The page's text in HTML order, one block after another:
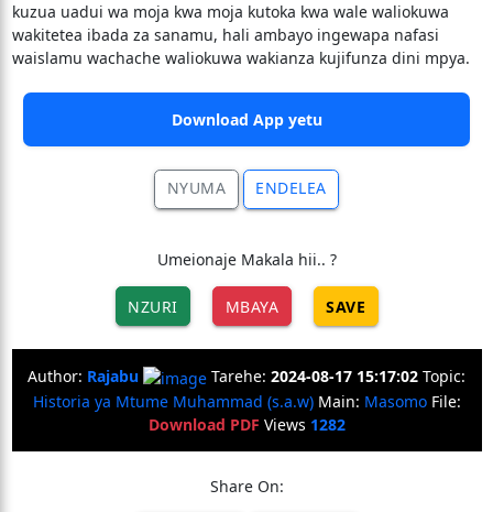
kuzua uadui wa moja kwa moja kutoka kwa wale waliokuwa
wakitetea ibada za sanamu, hali ambayo ingewapa nafasi
waislamu wachache waliokuwa wakianza kujifunza dini mpya.
Download App yetu
NYUMA ENDELEA
Umeionaje Makala hii.. ?
NZURI MBAYA SAVE
Author: Rajabu Tarehe: 2024-08-17 15:17:02 Topic:
Historia ya Mtume Muhammad (s.a.w)Main: MasomoFile:
Download PDF Views 1282
Share On: